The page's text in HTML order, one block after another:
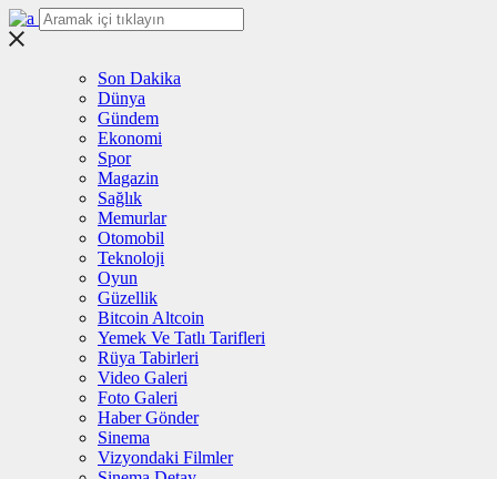
Son Dakika
Dünya
Gündem
Ekonomi
Spor
Magazin
Sağlık
Memurlar
Otomobil
Teknoloji
Oyun
Güzellik
Bitcoin Altcoin
Yemek Ve Tatlı Tarifleri
Rüya Tabirleri
Video Galeri
Foto Galeri
Haber Gönder
Sinema
Vizyondaki Filmler